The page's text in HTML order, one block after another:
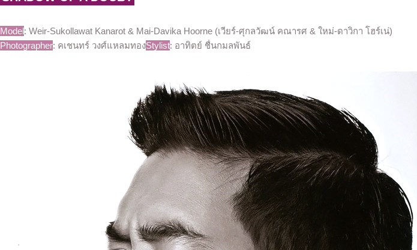
Model: Weir-Sukollawat Kanarot & Mai-Davika Hoorne (เวียร์-ศุกลวัฒน์ คณารศ & ใหม่-ดาวิกา โฮร์เน่)
Photographer: คเชนทร์ วงศ์แหลมทองStylist: อาทิตย์ ชื่นกมลพันธ์